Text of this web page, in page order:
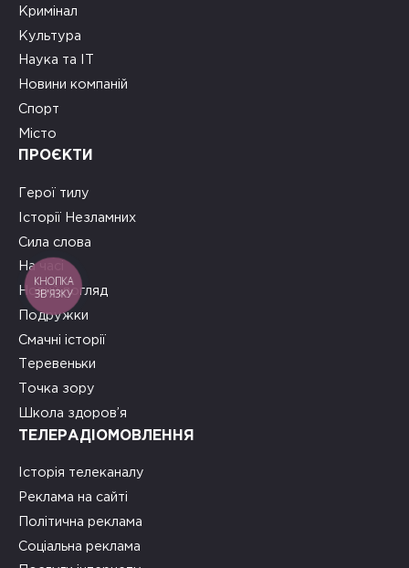
Кримінал
Культура
Наука та ІТ
Новини компаній
Спорт
Місто
ПРОЄКТИ
Герої тилу
Історії Незламних
Сила слова
На часі
Новий погляд
Подружки
Смачні історії
Теревеньки
Точка зору
Школа здоров’я
ТЕЛЕРАДІОМОВЛЕННЯ
Історія телеканалу
Реклама на сайті
Політична реклама
Соціальна реклама
КНОПКА
ЗВ'ЯЗКУ